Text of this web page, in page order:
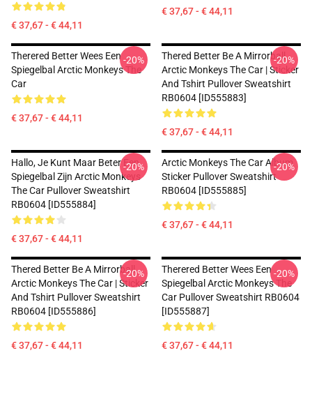
€ 37,67 - € 44,11
€ 37,67 - € 44,11
Therered Better Wees Een
Spiegelbal Arctic Monkeys The
Car
€ 37,67 - € 44,11
-20%
Thered Better Be A Mirrorball
Arctic Monkeys The Car | Sticker
And Tshirt Pullover Sweatshirt
RB0604 [ID555883]
€ 37,67 - € 44,11
-20%
Hallo, Je Kunt Maar Beter Een
Spiegelbal Zijn Arctic Monkeys
The Car Pullover Sweatshirt
RB0604 [ID555884]
€ 37,67 - € 44,11
-20%
Arctic Monkeys The Car Album
Sticker Pullover Sweatshirt
RB0604 [ID555885]
€ 37,67 - € 44,11
-20%
Thered Better Be A Mirrorball
Arctic Monkeys The Car | Sticker
And Tshirt Pullover Sweatshirt
RB0604 [ID555886]
€ 37,67 - € 44,11
-20%
Therered Better Wees Een
Spiegelbal Arctic Monkeys The
Car Pullover Sweatshirt RB0604
[ID555887]
€ 37,67 - € 44,11
-20%